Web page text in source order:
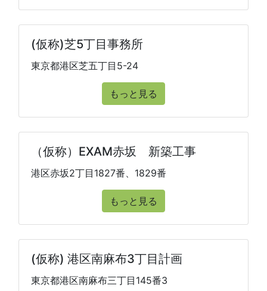
(仮称)芝5丁目事務所
東京都港区芝五丁目5-24
もっと見る
（仮称）EXAM赤坂 新築工事
港区赤坂2丁目1827番、1829番
もっと見る
(仮称) 港区南麻布3丁目計画
東京都港区南麻布三丁目145番3